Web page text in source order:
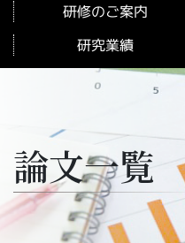
研修のご案内
研究業績
論文一覧